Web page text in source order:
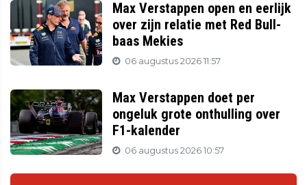
Max Verstappen open en eerlijk
over zijn relatie met Red Bull-
baas Mekies
06 augustus 2026 11:57
Max Verstappen doet per
ongeluk grote onthulling over
F1-kalender
06 augustus 2026 10:57